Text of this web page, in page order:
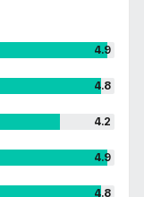
4.9
4.8
4.2
4.9
4.8